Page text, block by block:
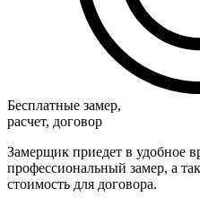
Бесплатные замер,
расчет, договор
Замерщик приедет в удобное
профессиональный замер, а
стоимость для договора.